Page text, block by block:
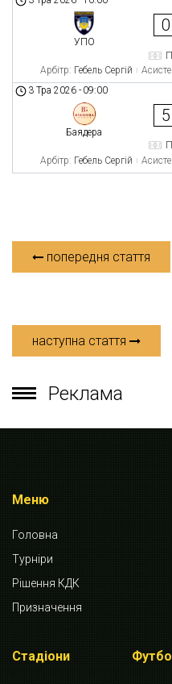
УПО
0
Арбітр: Гебель Сергій
3 Тра 2026 - 09:00
Баядера
5
Арбітр: Гебель Сергій
попередня стаття
наступна стаття
Реклама
Меню
Головна
Турніри
Рішення КДК
Призначення
Стадіони